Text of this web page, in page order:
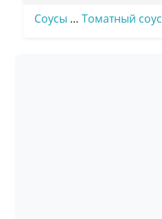
Соусы … Томатный соус